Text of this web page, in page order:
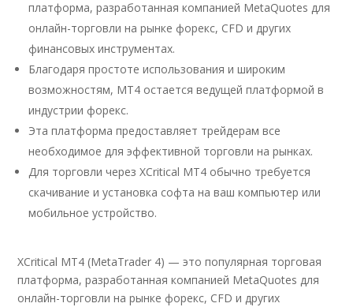
платформа, разработанная компанией MetaQuotes для
онлайн-торговли на рынке форекс, CFD и других
финансовых инструментах.
Благодаря простоте использования и широким
возможностям, MT4 остается ведущей платформой в
индустрии форекс.
Эта платформа предоставляет трейдерам все
необходимое для эффективной торговли на рынках.
Для торговли через XCritical MT4 обычно требуется
скачивание и установка софта на ваш компьютер или
мобильное устройство.
XCritical MT4 (MetaTrader 4) — это популярная торговая
платформа, разработанная компанией MetaQuotes для
онлайн-торговли на рынке форекс, CFD и других